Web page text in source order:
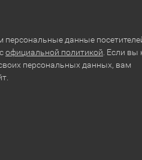
данные
официальной политикой . Если вы
персональных данных, вам